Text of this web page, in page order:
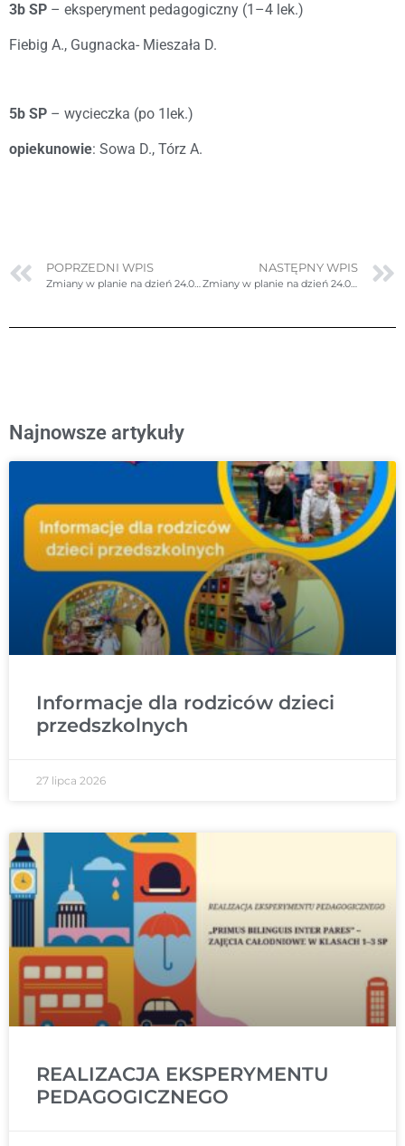
3b SP – eksperyment pedagogiczny (1–4 lek.)
Fiebig A., Gugnacka- Mieszała D.
5b SP – wycieczka (po 1lek.)
opiekunowie: Sowa D., Tórz A.
POPRZEDNI WPIS
Zmiany w planie na dzień 24.02.2025r. (poniedziałek)- poprawione
NASTĘPNY WPIS
Zmiany w planie na dzień 24.02.2025r. (poniedziałek)- jeszcze raz poprawione
Najnowsze artykuły
Informacje dla rodziców dzieci
przedszkolnych
27 lipca 2026
REALIZACJA EKSPERYMENTU
PEDAGOGICZNEGO